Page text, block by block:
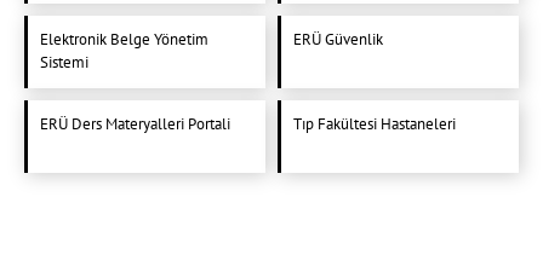
Elektronik Belge Yönetim
Sistemi
ERÜ Güvenlik
ERÜ Ders Materyalleri Portali Tıp Fakültesi Hastaneleri